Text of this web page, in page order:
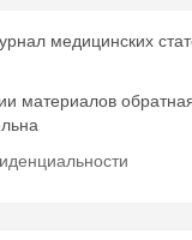
медицинских
материалов